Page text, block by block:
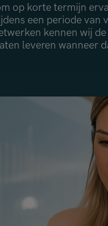
Bemiddeling & Schade
Hong Kong
London
Manchester
op korte termijn
een periode
kennen wij
leveren wanneer